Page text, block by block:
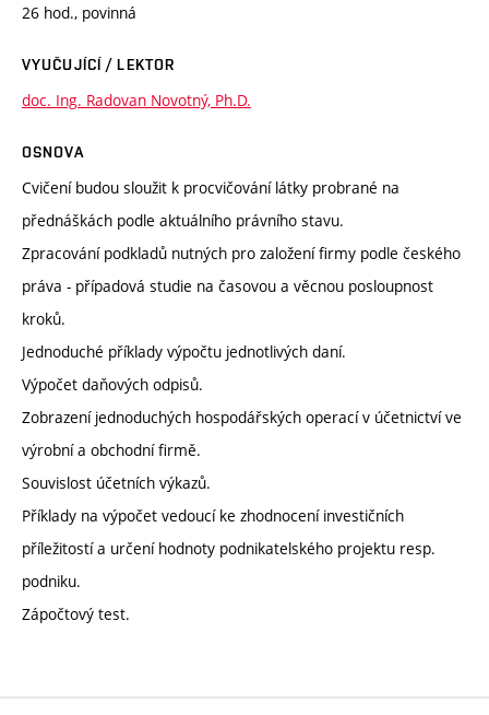
26 hod., povinná
VYUČUJÍCÍ / LEKTOR
doc. Ing. Radovan Novotný, Ph.D.
OSNOVA
Cvičení budou sloužit k procvičování látky probrané na
přednáškách podle aktuálního právního stavu.
Zpracování podkladů nutných pro založení firmy podle českého
práva - případová studie na časovou a věcnou posloupnost
kroků.
Jednoduché příklady výpočtu jednotlivých daní.
Výpočet daňových odpisů.
Zobrazení jednoduchých hospodářských operací v účetnictví ve
výrobní a obchodní firmě.
Souvislost účetních výkazů.
Příklady na výpočet vedoucí ke zhodnocení investičních
příležitostí a určení hodnoty podnikatelského projektu resp.
podniku.
Zápočtový test.